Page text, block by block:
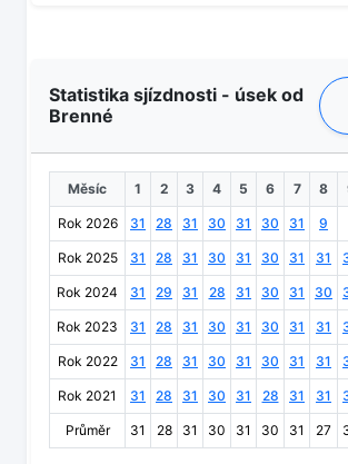
Statistika sjízdnosti - úsek od
Brenné
Měsíc 1 2 3 4 5 6 7 8
Rok 2026 31 28 31 30 31 30 31 9
Rok 2025 31 28 31 30 31 30 31 31
Rok 2024 31 29 31 28 31 30 31 30
Rok 2023 31 28 31 30 31 30 31 31
Rok 2022 31 28 31 30 31 30 31 31
Rok 2021 31 28 31 30 31 28 31 31
Průměr 31 28 31 30 31 30 31 27